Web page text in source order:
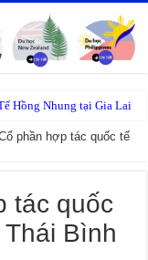
Hồng Nhung tại Gia Lai
phần hợp tác quốc tế
tác quốc
Bình